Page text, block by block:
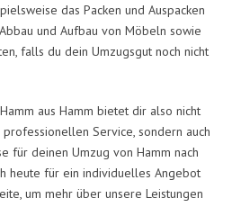
das Packen und Auspacken
und Aufbau von Möbeln sowie
falls du dein Umzugsgut noch nicht
aus Hamm bietet dir also nicht
Service, sondern auch
für deinen Umzug von Hamm nach
heute für ein individuelles Angebot
um mehr über unsere Leistungen